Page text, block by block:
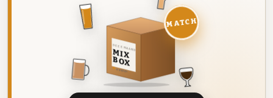
DEZE MAAND
MIX
BOX
8 BIEREN
MATCH